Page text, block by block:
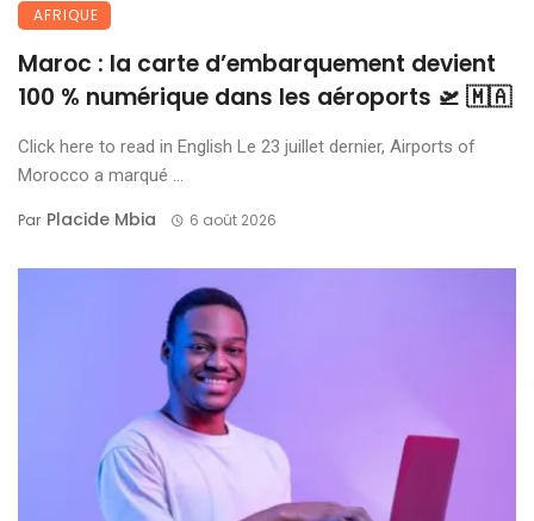
AFRIQUE
Maroc : la carte d’embarquement devient
100 % numérique dans les aéroports 🛫 🇲🇦
Click here to read in English Le 23 juillet dernier, Airports of
Morocco a marqué ...
Par Placide Mbia 6 août 2026